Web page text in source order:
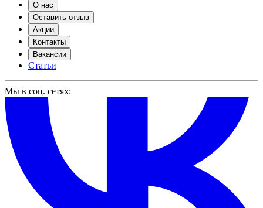
О нас
Оставить отзыв
Акции
Контакты
Вакансии
Статьи
Мы в соц. сетях: